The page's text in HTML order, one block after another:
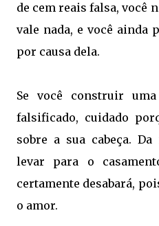
de cem reais falsa, você
vale nada, e você ainda
por causa dela.
Se você construir
falsificado, cuidado
sobre a sua cabeça.
levar para o
certamente desabará,
o amor.